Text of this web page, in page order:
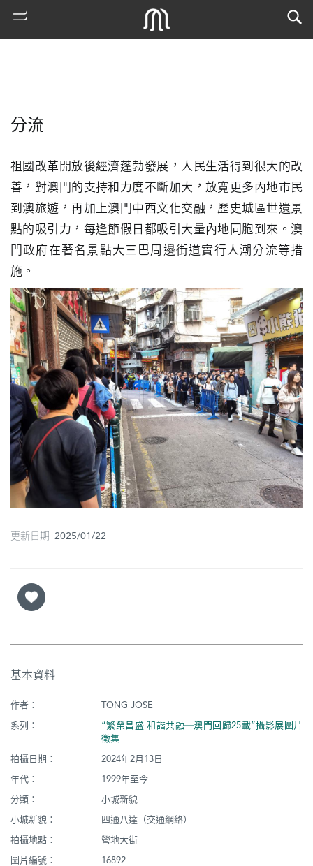
門
索
古
地
圖
媽
閣
寺
廟
巴
教
分流
祖國改革開放後經濟蓬勃發展，人民生活得到很大的改
善，對澳門的支持和力度不斷加大，放寬更多內地市民
到澳旅遊，再加上澳門中西文化交融，歷史城區世遺景
點的吸引力，每逢節假日都吸引大量內地同胞到來。澳
門政府在著名景點大三巴周邊街道實行人潮分流等措
施。
更新日期 2025/01/22
基本資料
作者：
TONG JOSE
系列：
“繁榮昌盛 和諧共融─澳門回歸25載”攝影展圖片
徵集
拍攝日期：
2024年2月13日
年代：
1999年至今
分類：
小城新貌
小城新貌：
四通八達（交通網絡）
拍攝地點：
營地大街
圖片編號：
16892